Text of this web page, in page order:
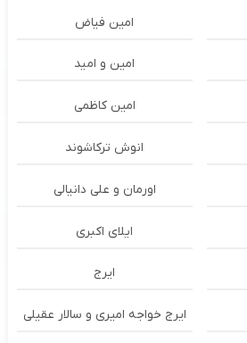
امین فیاض
امین و امید
امین کاظمی
انوش ترکاشوند
اورمان و علی دانیالی
ايلاى اكبرى
ایرج
ایرج خواجه امیری و سالار عقیلی